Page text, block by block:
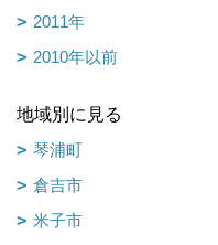
2011年
2010年以前
地域別に見る
琴浦町
倉吉市
米子市